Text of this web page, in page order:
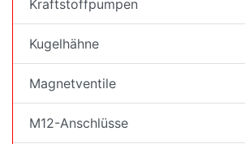
Kraftstoffpumpen
Kugelhähne
Magnetventile
M12-Anschlüsse